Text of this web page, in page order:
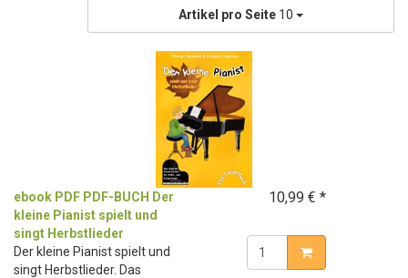
Artikel pro Seite 10
ebook PDF PDF-BUCH Der
kleine Pianist spielt und
singt Herbstlieder
Der kleine Pianist spielt und
singt Herbstlieder. Das
10,99 € *